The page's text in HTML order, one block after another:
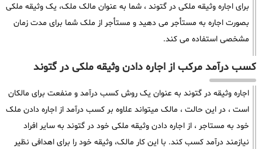
برای اجاره وثیقه ملکی در گتوند ، شما به عنوان مالک ملک، یک وثیقه ملکی
بصورت اجاره به مستأجر می دهید و مستأجر از ملک شما برای مدت زمان
مشخصی استفاده می کند.
کسب درآمد مرکب از اجاره دادن وثیقه ملکی در گتوند
اجاره وثیقه در گتوند به عنوان یک روش کسب درآمد و منفعت برای مالکان
است ، در این حالت ، مالک میتواند علاوه بر کسب درآمد از اجاره دادن ملک
خود به مستاجر ، از اجاره دادن وثیقه ملکی خود در گتوند به سایر افراد
نیازمند درآمد کسب کند. با این کار مالک، وثیقه خود را برای اهدافی نظیر